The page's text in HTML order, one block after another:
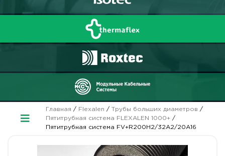
Главная / Flexalen / Трубы больших диаметров /
Пятитрубная система FLEXALEN 1000+/
Пятитрубная система FV+R200H2/32A2/20A16